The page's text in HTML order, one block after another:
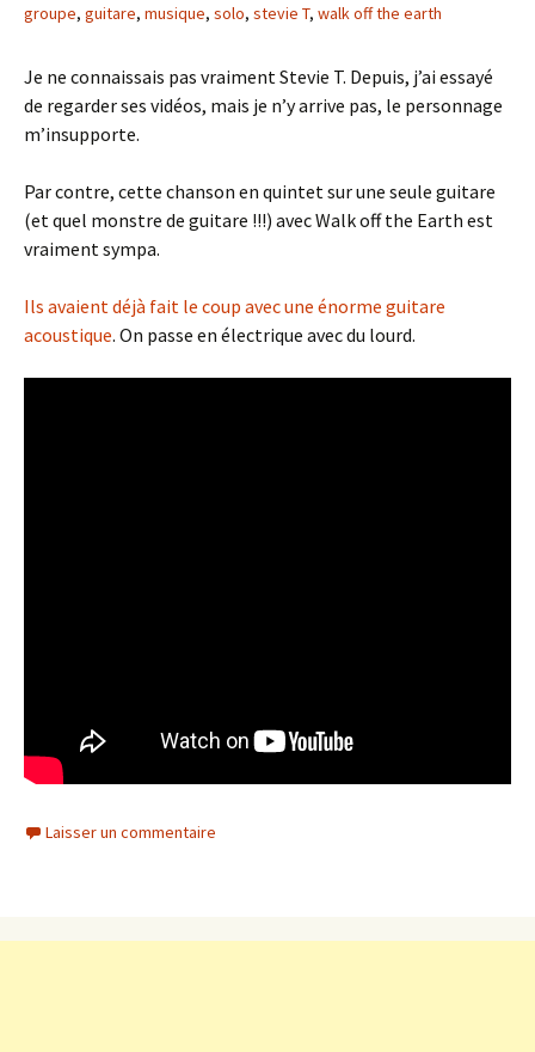
groupe, guitare, musique, solo, stevie T, walk off the earth
Je ne connaissais pas vraiment Stevie T. Depuis, j’ai essayé
de regarder ses vidéos, mais je n’y arrive pas, le personnage
m’insupporte.
Par contre, cette chanson en quintet sur une seule guitare
(et quel monstre de guitare !!!) avec Walk off the Earth est
vraiment sympa.
Ils avaient déjà fait le coup avec une énorme guitare
acoustique. On passe en électrique avec du lourd.
Laisser un commentaire